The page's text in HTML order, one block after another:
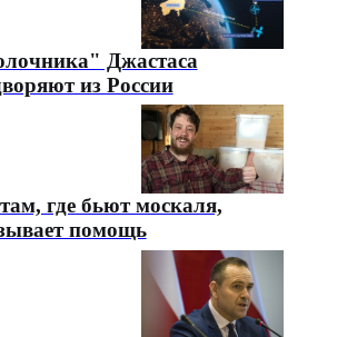
Джастаса
из России
где бьют москаля,
помощь